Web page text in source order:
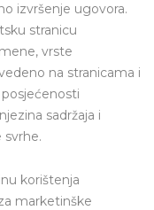
izvršenje ugovora.
stranicu
vrste
na stranicama i
sadržaja i
korištenja
marketinške